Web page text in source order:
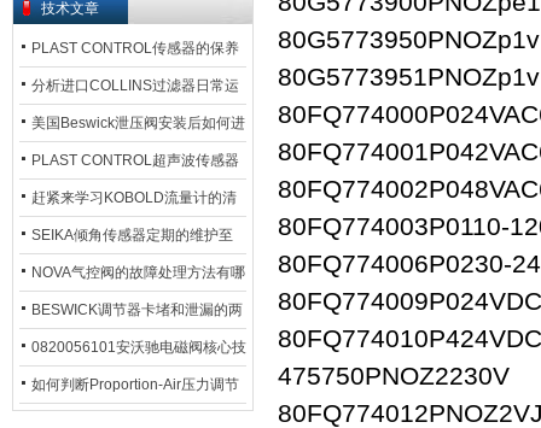
技术文章
PLAST CONTROL传感器的保养
方法
分析进口COLLINS过滤器日常运
行排污步骤
美国Beswick泄压阀安装后如何进
行调试?
PLAST CONTROL超声波传感器
工作原理了解吗？
赶紧来学习KOBOLD流量计的清
洗流程吧
SEIKA倾角传感器定期的维护至
关重要
NOVA气控阀的故障处理方法有哪
些？
BESWICK调节器卡堵和泄漏的两
大问题解决措施
0820056101安沃驰电磁阀核心技
术参数
如何判断Proportion-Air压力调节
80FQ774003P0110-
80FQ774006P0230-
475750PNOZ2230V